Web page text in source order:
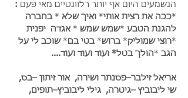
הנשמעים היום אף יותר רלוונטיים מאי פעם :
*ככה את רצית אותי* ואיך שלא * בחברה
להגנת הטבע *שמש שמש * אגדה  יפנית
*רוצי שמוליק* ברוש * בטי בם * שוכב לי על
הגב *הולך בטל* ועוד ועוד ועוד....
אריאל זילבר–פסנתר ושירה,  אור זיתון –בס,
שי ליבוביץ –גיטרה,  גילי ליבוביץ–תופים,